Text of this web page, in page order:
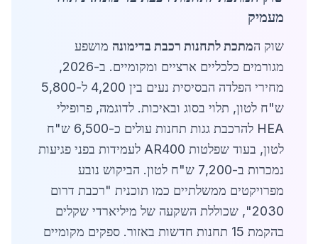
מעמיק
שוק המתכת לתחנות רכבת בדימונה מושפע
מגורמים כלכליים ארציים ומקומיים. ב-2026,
מחירי הפלדה הבסיסית נעים בין 4,200 ל-5,800
ש"ח לטון, תלוי בסוג ובאיכות. לדוגמה, פרופילי
HEA להרכבת גגות תחנות עולים כ-6,500 ש"ח
לטון, בעוד שפלטות AR400 לעמידות בפני פגיעות
נמכרות ב-7,200 ש"ח לטון. הביקוש נובע
מפרויקטים ממשלתיים כמו תוכנית "רכבת דרום
2030", שכוללת השקעה של מיליארדי שקלים
בהקמת 15 תחנות חדשות באזור. ספקים מקומיים